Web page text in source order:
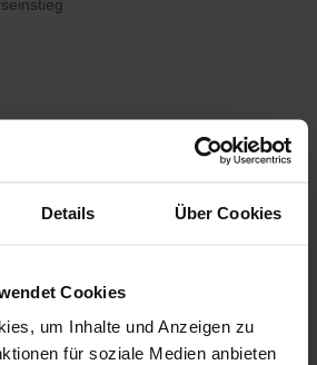
Details Über Cookies
Cookies
um Inhalte und Anzeigen zu
für soziale Medien anbieten
Bewerberhotline